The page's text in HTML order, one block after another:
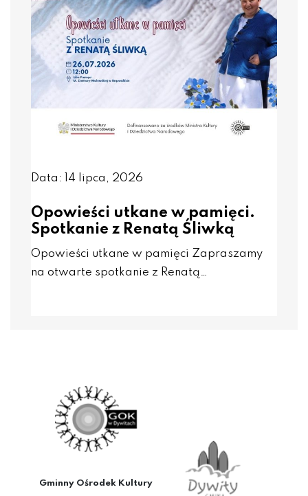
Data: 14 lipca, 2026
Opowieści utkane w pamięci.
Spotkanie z Renatą Śliwką
Opowieści utkane w pamięci Zapraszamy
na otwarte spotkanie z Renatą…
Gminny Ośrodek Kultury